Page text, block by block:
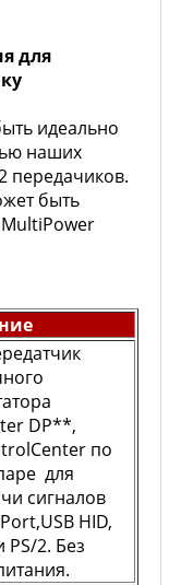
для
идеально
наших
передачиков.
быть
DP**,
по
для
сигналов
HID,
PS/2. Без